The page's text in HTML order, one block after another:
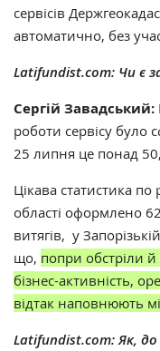
сервісів
автоматично, без
Latifundist.com: Чи є
Сергій Завадський:
роботи сервісу було
25 липня це понад
Цікава статистика по
області оформлено
витягів, у
що, попри обстріли й
бізнес-активність,
відтак наповнюють
Latifundist.com: Як,